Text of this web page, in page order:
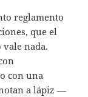
reglamento
que el
nada.
con una
a lápiz —